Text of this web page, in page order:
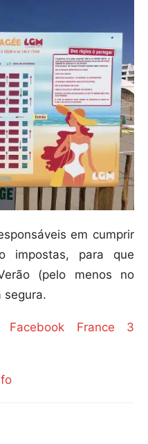
em cumprir
impostas, para que
(pelo menos no
segura.
Facebook France 3